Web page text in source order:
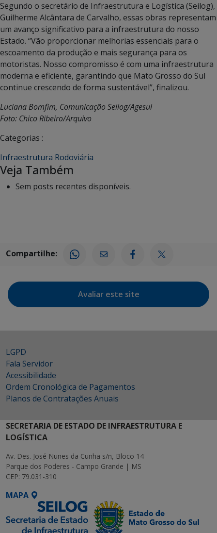
Segundo o secretário de Infraestrutura e Logística (Seilog),
Guilherme Alcântara de Carvalho, essas obras representam
um avanço significativo para a infraestrutura do nosso
Estado. “Vão proporcionar melhorias essenciais para o
escoamento da produção e mais segurança para os
motoristas. Nosso compromisso é com uma infraestrutura
moderna e eficiente, garantindo que Mato Grosso do Sul
continue crescendo de forma sustentável”, finalizou.
Luciana Bomfim, Comunicação Seilog/Agesul
Foto: Chico Ribeiro/Arquivo
Categorias :
Infraestrutura Rodoviária
Veja Também
Sem posts recentes disponíveis.
Compartilhe:
Avaliar este site
LGPD
Fala Servidor
Acessibilidade
Ordem Cronológica de Pagamentos
Planos de Contratações Anuais
SECRETARIA DE ESTADO DE INFRAESTRUTURA E
LOGÍSTICA
Av. Des. José Nunes da Cunha s/n, Bloco 14
Parque dos Poderes - Campo Grande | MS
CEP: 79.031-310
MAPA